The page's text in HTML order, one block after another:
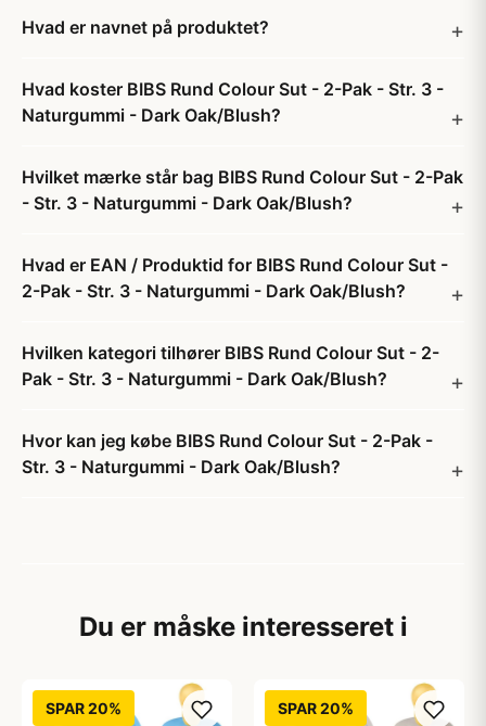
Hvad er navnet på produktet?
Hvad koster BIBS Rund Colour Sut - 2-Pak - Str. 3 -
Naturgummi - Dark Oak/Blush?
Hvilket mærke står bag BIBS Rund Colour Sut - 2-Pak
- Str. 3 - Naturgummi - Dark Oak/Blush?
Hvad er EAN / Produktid for BIBS Rund Colour Sut -
2-Pak - Str. 3 - Naturgummi - Dark Oak/Blush?
Hvilken kategori tilhører BIBS Rund Colour Sut - 2-
Pak - Str. 3 - Naturgummi - Dark Oak/Blush?
Hvor kan jeg købe BIBS Rund Colour Sut - 2-Pak -
Str. 3 - Naturgummi - Dark Oak/Blush?
Du er måske interesseret i
SPAR 20% SPAR 20%